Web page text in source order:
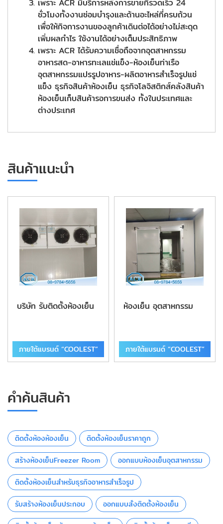
เพราะ ACR มีบริการหลังการขายที่รวดเร็ว 24
ชั่วโมงทั้งงานซ่อมบำรุงและด้านอะไหล่ที่ครบถ้วน
เพื่อให้กิจการงานของลูกค้าเดินต่อได้อย่างไม่สะดุด
เพิ่มผลกำไร ใช้งานได้อย่างเต็มประสิทธิภาพ
เพราะ ACR ได้รับความเชื่อถือจากอุตสาหกรรม
อาหารสด-อาหารทะเลแช่แข็ง-ห้องเย็นท่าเรือ
อุตสาหกรรมแปรรูปอาหาร-ผลิตอาหารสำเร็จรูปแช่
แข็ง ธุรกิจสินค้าห้องเย็น ธุรกิจโลจิสติกส์คลังสินค้า
ห้องเย็นเก็บสินค้ารอการขนส่ง ทั้งในประเทศและ
ต่างประเทศ
สินค้าแนะนำ
บริษัท รับติดตั้งห้องเย็น
ภายใต้แบรนด์ “COOLEST”
ห้องเย็น อุตสาหกรรม
ภายใต้แบรนด์ “COOLEST”
คำค้นสินค้า
ติดตั้งห้องห้องเย็น
ติดตั้งห้องเย็นราคาถูก
สร้างห้องเย็นFreezer Room
ออกแบบห้องเย็นอุตสาหกรรม
ติดตั้งห้องเย็นสำหรับธุรกิจอาหารสำเร็จรูป
รับสร้างห้องเย็นประกอบ
ออกแบบสั่งติดตั้งห้องเย็น